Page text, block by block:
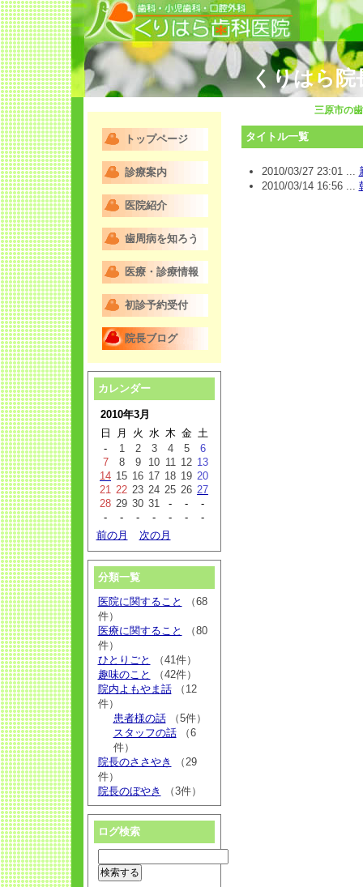
くりはら院
三原市の
タイトル一覧
2010/03/27 23:01 ...
2010/03/14 16:56 ...
トップページ
診療案内
医院紹介
歯周病を知ろう
医療・診療情報
初診予約受付
院長ブログ
カレンダー
2010年3月
日
月 火 水 木 金 土
-
1 2 3 4 5
6
7
8 9 10 11 12 13
14 15 16 17 18 19 20
21 22 23 24 25 26 27
28 29 30 31 - -
-
-
- - - - -
-
前の月
次の月
分類一覧
医院に関すること
（68
件）
医療に関すること
（80
件）
ひとりごと
（41件）
趣味のこと
（42件）
院内よもやま話（12
件）
患者様の話（5件）
スタッフの話（6
件）
院長のささやき
（29
件）
院長のぼやき
（3件）
ログ検索